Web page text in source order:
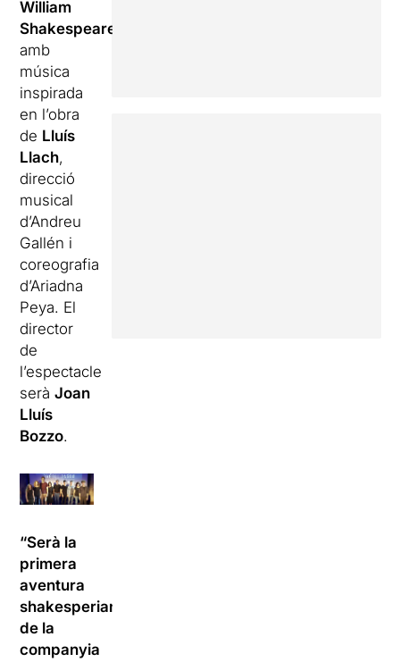
William
Shakespeare
amb
música
inspirada
en l’obra
de Lluís
Llach,
direcció
musical
d’Andreu
Gallén i
coreografia
d’Ariadna
Peya. El
director
de
l’espectacle
seràJoan
Lluís
Bozzo.
“Serà la
primera
aventura
shakesperiana
de la
companyia